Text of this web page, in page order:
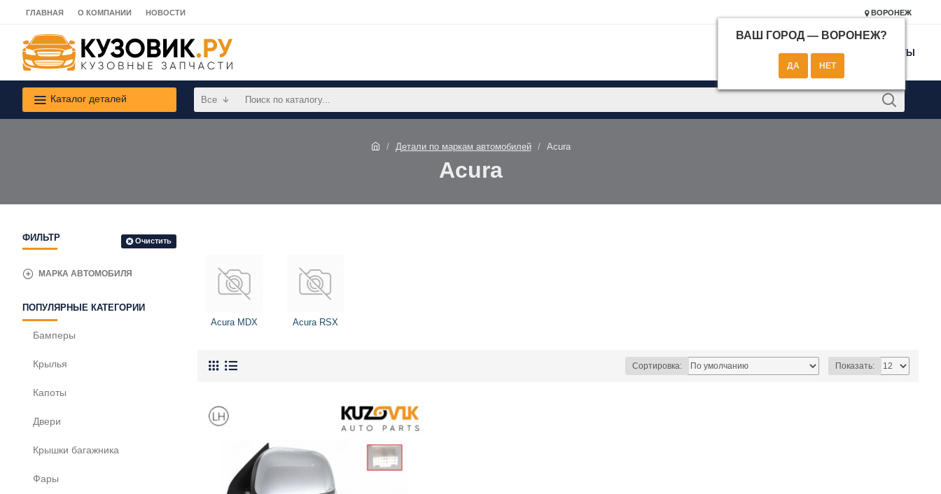
ГЛАВНАЯ О КОМПАНИИ НОВОСТИ ВОРОНЕЖ
ВАШ ГОРОД — ВОРОНЕЖ?
КОНТАКТЫ
Каталог деталей Все
Детали по маркам автомобилей Acura
Acura
ФИЛЬТР Очистить
МАРКА АВТОМОБИЛЯ
ПОПУЛЯРНЫЕ КАТЕГОРИИ
Бамперы
Крылья
Капоты
Двери
Крышки багажника
Фары
Acura MDX Acura RSX
Сортировка: Показать: